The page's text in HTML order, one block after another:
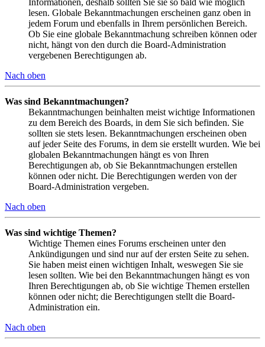
lesen. Globale Bekanntmachungen erscheinen ganz oben in
jedem Forum und ebenfalls in Ihrem persönlichen Bereich.
Ob Sie eine globale Bekanntmachung schreiben können oder
nicht, hängt von den durch die Board-Administration
vergebenen Berechtigungen ab.
Nach oben
Was sind Bekanntmachungen?
Bekanntmachungen beinhalten meist wichtige Informationen
zu dem Bereich des Boards, in dem Sie sich befinden. Sie
sollten sie stets lesen. Bekanntmachungen erscheinen oben
auf jeder Seite des Forums, in dem sie erstellt wurden. Wie bei
globalen Bekanntmachungen hängt es von Ihren
Berechtigungen ab, ob Sie Bekanntmachungen erstellen
können oder nicht. Die Berechtigungen werden von der
Board-Administration vergeben.
Nach oben
Was sind wichtige Themen?
Wichtige Themen eines Forums erscheinen unter den
Ankündigungen und sind nur auf der ersten Seite zu sehen.
Sie haben meist einen wichtigen Inhalt, weswegen Sie sie
lesen sollten. Wie bei den Bekanntmachungen hängt es von
Ihren Berechtigungen ab, ob Sie wichtige Themen erstellen
können oder nicht; die Berechtigungen stellt die Board-
Administration ein.
Nach oben